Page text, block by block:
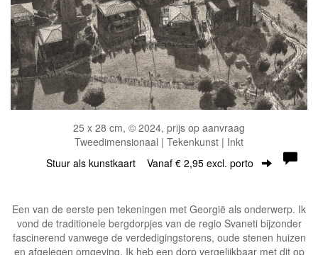
25 x 28 cm, © 2024, prijs op aanvraag
Tweedimensionaal | Tekenkunst | Inkt
Stuur als kunstkaart Vanaf € 2,95 excl. porto
Een van de eerste pen tekeningen met Georgië als onderwerp. Ik
vond de traditionele bergdorpjes van de regio Svaneti bijzonder
fascinerend vanwege de verdedigingstorens, oude stenen huizen
en afgelegen omgeving. Ik heb een dorp vergelijkbaar met dit op